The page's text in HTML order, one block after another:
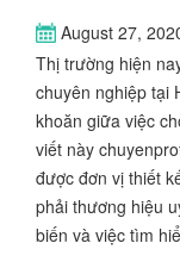
August 27,
Thị trường hiện
chuyên nghiệp tại
khoăn giữa việc
viết này
được đơn vị thiết
phải thương hiệu
biến và việc tìm